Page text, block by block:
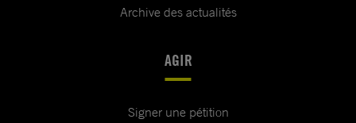
Archive des actualités
AGIR
Signer une pétition